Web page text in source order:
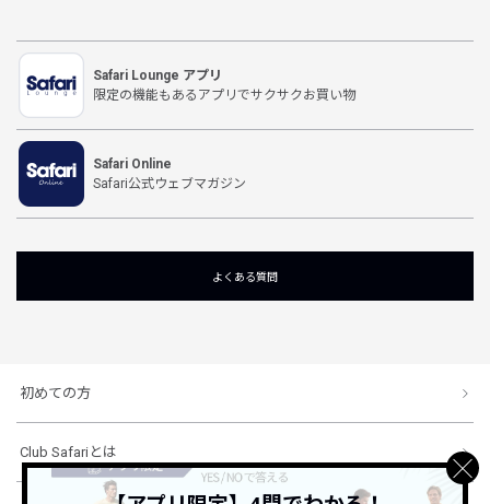
Safari Lounge アプリ
限定の機能もあるアプリでサクサクお買い物
Safari Online
Safari公式ウェブマガジン
よくある質問
初めての方
Club Safariとは